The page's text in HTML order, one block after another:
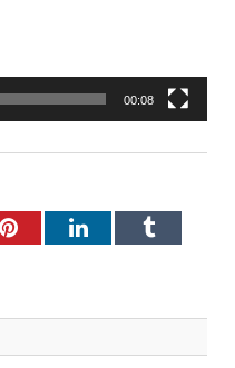
00:08
PinterestLinkedInTumblr